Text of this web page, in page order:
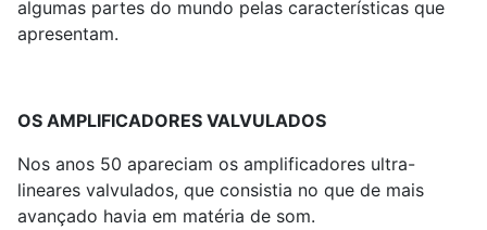
algumas partes do mundo pelas características que
apresentam.
OS AMPLIFICADORES VALVULADOS
Nos anos 50 apareciam os amplificadores ultra-
lineares valvulados, que consistia no que de mais
avançado havia em matéria de som.